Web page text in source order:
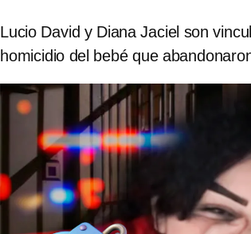
Lucio David y Diana Jaciel son
homicidio del bebé que